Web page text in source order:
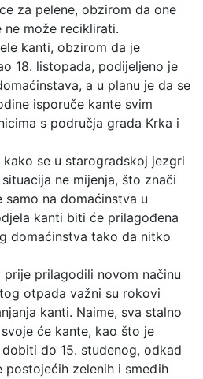
za pelene, obzirom da one
ne može reciklirati.
kanti, obzirom da je
18. listopada, podijeljeno je
a u planu je da se
isporuče kante svim
s područja grada Krka i
se u starogradskoj jezgri
ne mijenja, što znači
na domaćinstva u
kanti biti će prilagođena
domaćinstva tako da nitko
prilagodili novom načinu
otpada važni su rokovi
kanti. Naime, sva stalno
će kante, kao što je
do 15. studenog, odkad
postojećih zelenih i smeđih